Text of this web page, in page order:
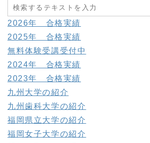
2026年 合格実績
2025年 合格実績
無料体験受講受付中
2024年 合格実績
2023年 合格実績
九州大学の紹介
九州歯科大学の紹介
福岡県立大学の紹介
福岡女子大学の紹介